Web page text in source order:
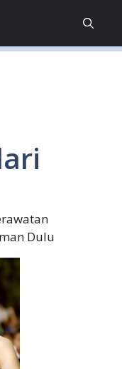
Dulu